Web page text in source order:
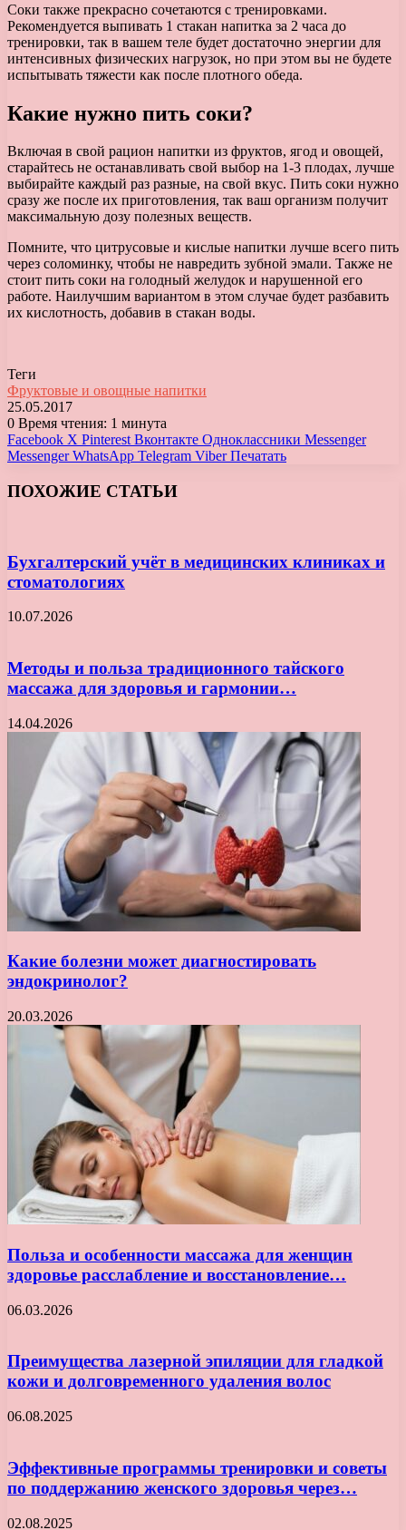
Соки также прекрасно сочетаются с тренировками.
Рекомендуется выпивать 1 стакан напитка за 2 часа до
тренировки, так в вашем теле будет достаточно энергии для
интенсивных физических нагрузок, но при этом вы не будете
испытывать тяжести как после плотного обеда.
Какие нужно пить соки?
Включая в свой рацион напитки из фруктов, ягод и овощей,
старайтесь не останавливать свой выбор на 1-3 плодах, лучше
выбирайте каждый раз разные, на свой вкус. Пить соки нужно
сразу же после их приготовления, так ваш организм получит
максимальную дозу полезных веществ.
Помните, что цитрусовые и кислые напитки лучше всего пить
через соломинку, чтобы не навредить зубной эмали. Также не
стоит пить соки на голодный желудок и нарушенной его
работе. Наилучшим вариантом в этом случае будет разбавить
их кислотность, добавив в стакан воды.
Теги
Фруктовые и овощные напитки
25.05.2017
0 Время чтения: 1 минута
Facebook X Pinterest Вконтакте Одноклассники Messenger
Messenger WhatsApp Telegram Viber Печатать
ПОХОЖИЕ СТАТЬИ
Бухгалтерский учёт в медицинских клиниках и
стоматологиях
10.07.2026
Методы и польза традиционного тайского
массажа для здоровья и гармонии…
14.04.2026
Какие болезни может диагностировать
эндокринолог?
20.03.2026
Польза и особенности массажа для женщин
здоровье расслабление и восстановление…
06.03.2026
Преимущества лазерной эпиляции для гладкой
кожи и долговременного удаления волос
06.08.2025
Эффективные программы тренировки и советы
по поддержанию женского здоровья через…
02.08.2025